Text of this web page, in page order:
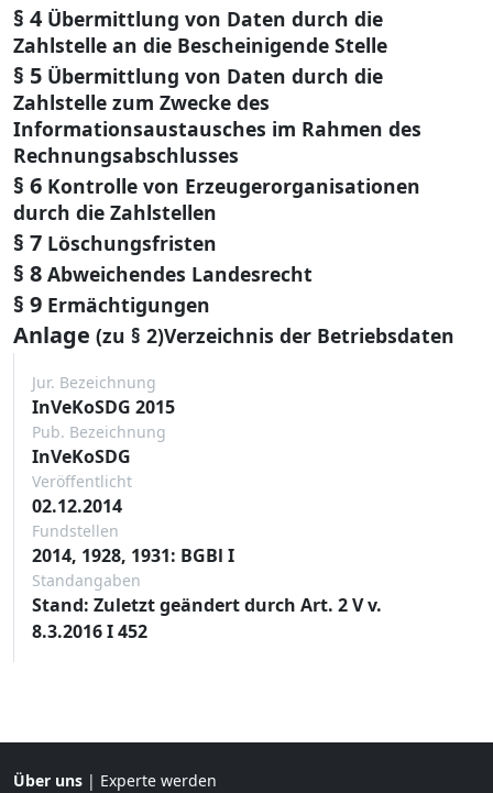
§ 4 Übermittlung von Daten durch die
Zahlstelle an die Bescheinigende Stelle
§ 5 Übermittlung von Daten durch die
Zahlstelle zum Zwecke des
Informationsaustausches im Rahmen des
Rechnungsabschlusses
§ 6 Kontrolle von Erzeugerorganisationen
durch die Zahlstellen
§ 7 Löschungsfristen
§ 8 Abweichendes Landesrecht
§ 9 Ermächtigungen
Anlage (zu § 2)Verzeichnis der Betriebsdaten
Jur. Bezeichnung
InVeKoSDG 2015
Pub. Bezeichnung
InVeKoSDG
Veröffentlicht
02.12.2014
Fundstellen
2014, 1928, 1931: BGBl I
Standangaben
Stand: Zuletzt geändert durch Art. 2 V v.
8.3.2016 I 452
Über uns | Experte werden